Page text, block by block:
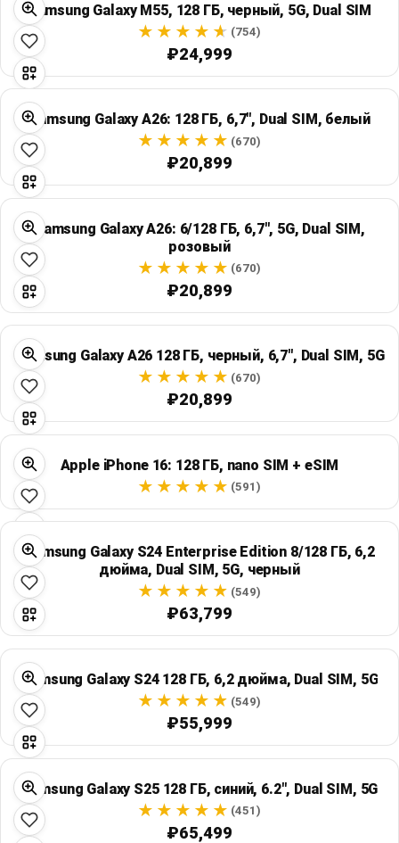
Samsung Galaxy M55, 128 ГБ, черный, 5G, Dual SIM
(754)
₽24,999
Samsung Galaxy A26: 128 ГБ, 6,7", Dual SIM, белый
(670)
₽20,899
Samsung Galaxy A26: 6/128 ГБ, 6,7", 5G, Dual SIM,
розовый
(670)
₽20,899
Samsung Galaxy A26 128 ГБ, черный, 6,7", Dual SIM, 5G
(670)
₽20,899
Apple iPhone 16: 128 ГБ, nano SIM + eSIM
(591)
Samsung Galaxy S24 Enterprise Edition 8/128 ГБ, 6,2
дюйма, Dual SIM, 5G, черный
(549)
₽63,799
Samsung Galaxy S24 128 ГБ, 6,2 дюйма, Dual SIM, 5G
(549)
₽55,999
Samsung Galaxy S25 128 ГБ, синий, 6.2", Dual SIM, 5G
(451)
₽65,499